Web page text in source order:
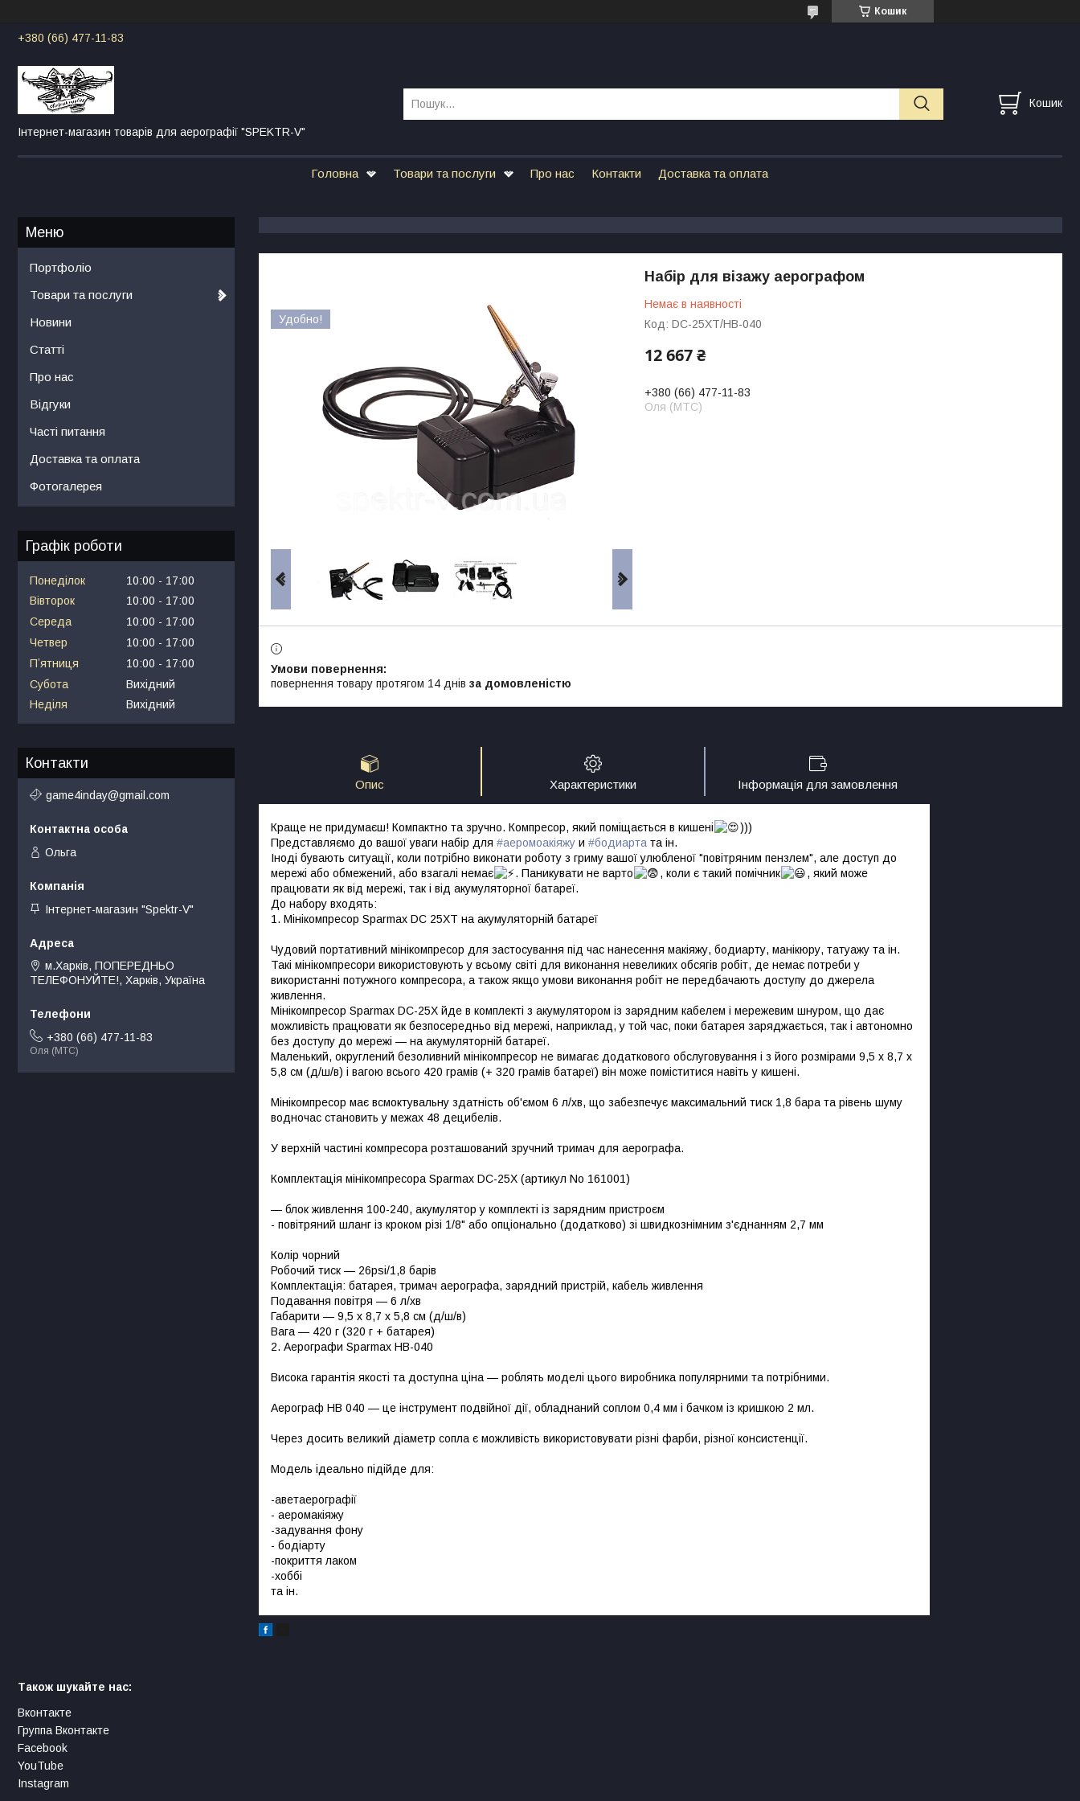
Кошик
+380 (66) 477-11-83
Інтернет-магазин товарів для аерографії "SPEKTR-V"
Кошик
Головна Товари та послуги Про нас Контакти Доставка та оплата
Удобно!
Набір для візажу аерографом
Немає в наявності
Код: DC-25XT/HB-040
12 667 ₴
+380 (66) 477-11-83
Оля (МТС)
повернення товару протягом 14 днів за домовленістю
Опис Характеристики Інформація для замовлення
Краще не придумаєш! Компактно та зручно. Компресор, який поміщається в кишені
)))
Представляємо до вашої уваги набір для #аеромоакіяжу и #бодиарта та ін.
Іноді бувають ситуації, коли потрібно виконати роботу з гриму вашої улюбленої "повітряним пензлем", але доступ до
мережі або обмежений, або взагалі немає
. Паникувати не варто , коли є такий помічник
, який може
працювати як від мережі, так і від акумуляторної батареї.
До набору входять:
1. Мінікомпресор Sparmax DC 25XT на акумуляторній батареї
Чудовий портативний мінікомпресор для застосування під час нанесення макіяжу, бодиарту, манікюру, татуажу та ін.
Такі мінікомпресори використовують у всьому світі для виконання невеликих обсягів робіт, де немає потреби у
використанні потужного компресора, а також якщо умови виконання робіт не передбачають доступу до джерела
живлення.
Мінікомпресор Sparmax DC-25X йде в комплекті з акумулятором із зарядним кабелем і мережевим шнуром, що дає
можливість працювати як безпосередньо від мережі, наприклад, у той час, поки батарея заряджається, так і автономно
без доступу до мережі — на акумуляторній батареї.
Маленький, округлений безоливний мінікомпресор не вимагає додаткового обслуговування і з його розмірами 9,5 х 8,7 х
5,8 см (д/ш/в) і вагою всього 420 грамів (+ 320 грамів батареї) він може поміститися навіть у кишені.
Мінікомпресор має всмоктувальну здатність об'ємом 6 л/хв, що забезпечує максимальний тиск 1,8 бара та рівень шуму
водночас становить у межах 48 децибелів.
У верхній частині компресора розташований зручний тримач для аерографа.
Комплектація мінікомпресора Sparmax DC-25X (артикул No 161001)
— блок живлення 100-240, акумулятор у комплекті із зарядним пристроєм
- повітряний шланг із кроком різі 1/8" або опціонально (додатково) зі швидкознімним з'єднанням 2,7 мм
Колір чорний
Робочий тиск — 26psi/1,8 барів
Комплектація: батарея, тримач аерографа, зарядний пристрій, кабель живлення
Подавання повітря — 6 л/хв
Габарити — 9,5 х 8,7 х 5,8 см (д/ш/в)
Вага — 420 г (320 г + батарея)
2. Аерографи Sparmax HB-040
Висока гарантія якості та доступна ціна — роблять моделі цього виробника популярними та потрібними.
Аерограф HB 040 — це інструмент подвійної дії, обладнаний соплом 0,4 мм і бачком із кришкою 2 мл.
Через досить великий діаметр сопла є можливість використовувати різні фарби, різної консистенції.
Модель ідеально підійде для:
-аветаерографії
- аеромакіяжу
-задування фону
- бодіарту
-покриття лаком
-хоббі
та ін.
Портфоліо
Товари та послуги
Новини
Статті
Про нас
Відгуки
Часті питання
Доставка та оплата
Фотогалерея
Графік роботи
Понеділок 10:00
17:00
Вівторок
10:00
17:00
Середа
10:00
17:00
Четвер
10:00
17:00
Пʼятниця
10:00
17:00
Субота
Вихідний
Неділя
Вихідний
Контакти
game4inday@gmail.com
Ольга
Інтернет-магазин "Spektr-V"
м.Харків, ПОПЕРЕДНЬО
ТЕЛЕФОНУЙТЕ!, Харків, Україна
+380 (66) 477-11-83
Оля (МТС)
Також шукайте нас:
Вконтакте
Группа Вконтакте
Facebook
YouTube
Instagram